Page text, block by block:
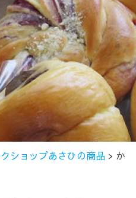
る
る
ショップあさひの商品 > か